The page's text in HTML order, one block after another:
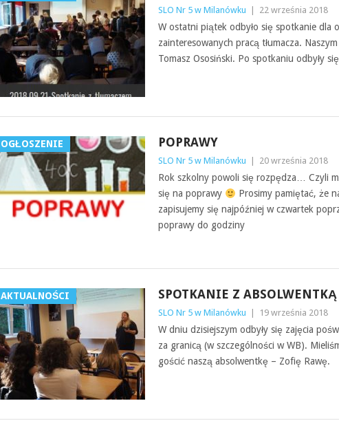
SLO Nr 5 w Milanówku 22 września 2018
W ostatni piątek odbyło się spotkanie dla
zainteresowanych pracą tłumacza.
Tomasz Ososiński. Po spotkaniu odbyły
OGŁOSZENIE POPRAWY
SLO Nr 5 w Milanówku 20 września 2018
Rok szkolny powoli się rozpędza… Czyli
się na poprawy
Prosimy pamiętać, że
zapisujemy się najpóźniej w czwartek
poprawy do godziny
AKTUALNOŚCI SPOTKANIE Z ABSOLWENTKĄ
SLO Nr 5 w Milanówku 19 września 2018
W dniu dzisiejszym odbyły się zajęcia
za granicą (w szczególności w WB).
gościć naszą absolwentkę – Zofię Rawę.